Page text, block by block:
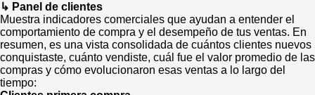
↳ Panel de clientes
Muestra indicadores comerciales que ayudan a entender el
comportamiento de compra y el desempeño de tus ventas. En
resumen, es una vista consolidada de cuántos clientes nuevos
conquistaste, cuánto vendiste, cuál fue el valor promedio de las
compras y cómo evolucionaron esas ventas a lo largo del
tiempo: